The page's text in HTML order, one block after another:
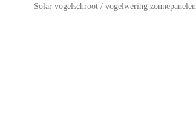
Solar vogelschroot / vogelwering zonnepanelen